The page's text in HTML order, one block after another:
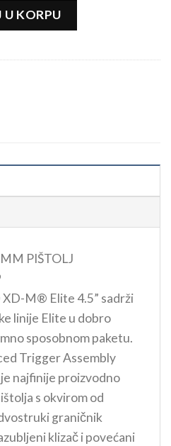
HS) XD-M ELITTE 3,8" & 4,5 "
U KORPU
PIŠTOLJ
M® Elite 4.5” sadrži
linije Elite u dobro
sposobnom paketu.
Trigger Assembly
najfinije proizvodno
s okvirom od
graničnik
klizač i povećani